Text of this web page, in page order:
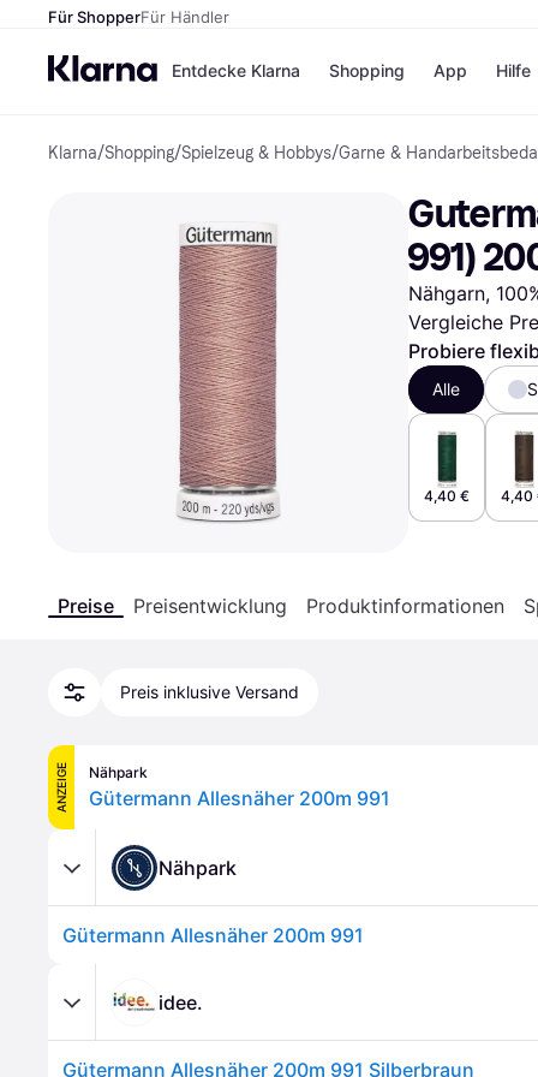
Für ShopperFür Händler
Entdecke Klarna
Zahlungsmethoden
Sofort bezahlen
Bezahle in 3
Teilzahlungen
Bezahle in bis zu 30
Ratenzahlung
Shopping
Shops
eBay
Temu
SHEIN
Alle Shops
App Hilfe
Klarna/Shopping/Spielzeug & Hobbys/Garne &
991)
Nähgarn,
Vergleiche
Probiere
Alle
4,40 € 4,40
Preise Preisentwicklung Produktinformationen
Preis inklusive Versand
ANZEIGE Nähpark
Gütermann Allesnäher 200m 991
Nähpark
Gütermann Allesnäher 200m 991
idee.
Gütermann Allesnäher 200m 991 Silberbraun